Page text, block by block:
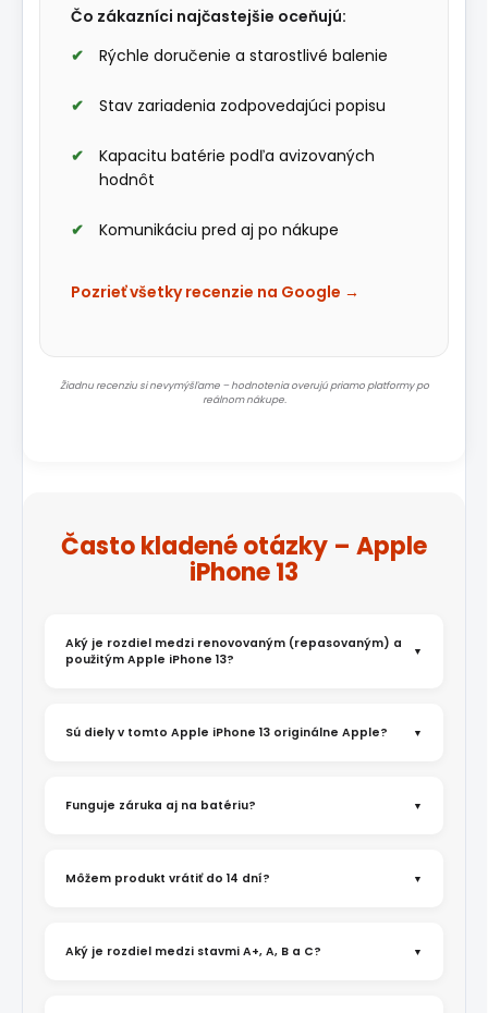
Čo zákazníci najčastejšie oceňujú:
Rýchle doručenie a starostlivé balenie
Stav zariadenia zodpovedajúci popisu
Kapacitu batérie podľa avizovaných
hodnôt
Komunikáciu pred aj po nákupe
Pozrieť všetky recenzie na Google →
Žiadnu recenziu si nevymýšľame – hodnotenia overujú priamo platformy po
reálnom nákupe.
Často kladené otázky – Apple
iPhone 13
Aký je rozdiel medzi renovovaným (repasovaným) a
použitým Apple iPhone 13?
Sú diely v tomto Apple iPhone 13 originálne Apple?
Funguje záruka aj na batériu?
Môžem produkt vrátiť do 14 dní?
Aký je rozdiel medzi stavmi A+, A, B a C?